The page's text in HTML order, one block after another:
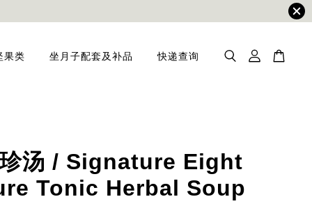
果类 坐月子配套及补品 快递查询
汤 / Signature Eight
Tonic Herbal Soup